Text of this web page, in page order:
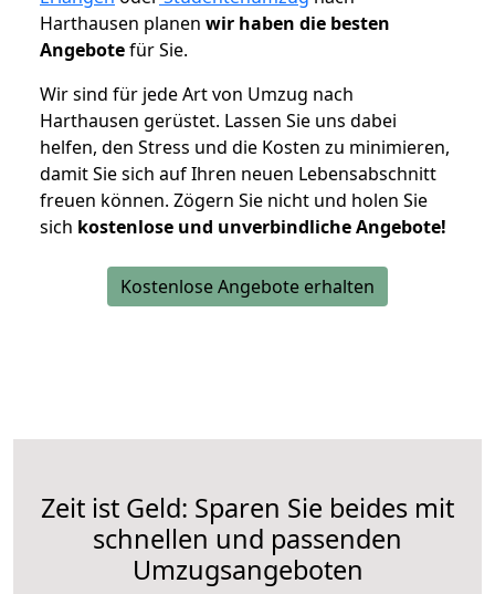
Harthausen planen wir haben die besten
Angebotefür Sie.
Wir sind für jede Art von Umzug nach
Harthausen gerüstet. Lassen Sie uns dabei
helfen, den Stress und die Kosten zu minimieren,
damit Sie sich auf Ihren neuen Lebensabschnitt
freuen können. Zögern Sie nicht und holen Sie
sich kostenlose und unverbindliche Angebote!
Kostenlose Angebote erhalten
Zeit ist Geld: Sparen Sie beides mit
schnellen und passenden
Umzugsangeboten